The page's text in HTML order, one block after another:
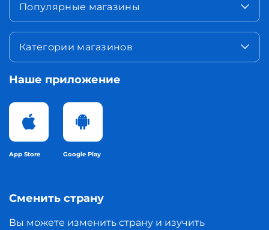
Популярные магазины
Категории магазинов
Наше приложение
App Store Google Play
Сменить страну
Вы можете изменить страну и изучить